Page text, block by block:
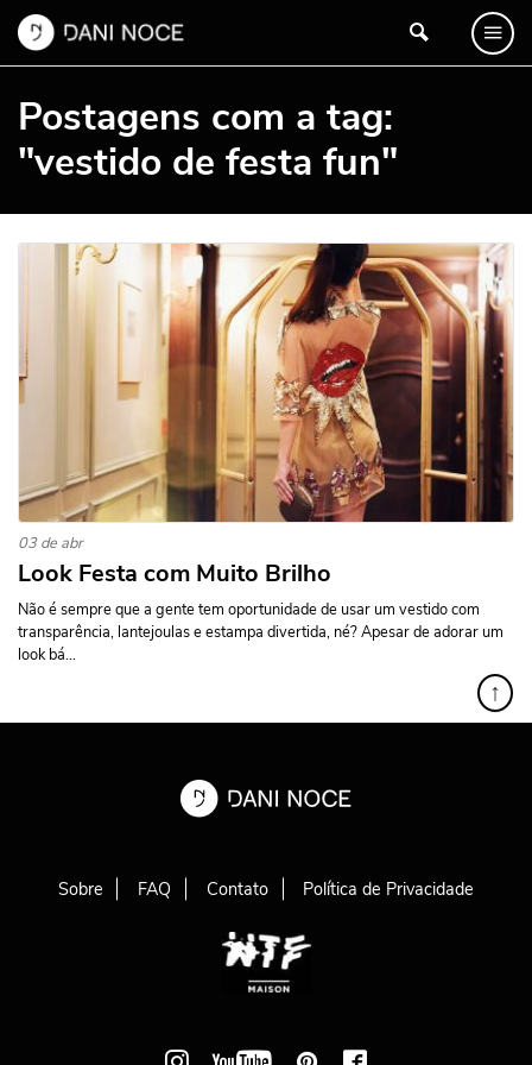
Postagens com a tag:
"vestido de festa fun"
03 de abr
Look Festa com Muito Brilho
Não é sempre que a gente tem oportunidade de usar um vestido com
transparência, lantejoulas e estampa divertida, né? Apesar de adorar um
look bá...
↑
Sobre FAQ Contato Política de Privacidade